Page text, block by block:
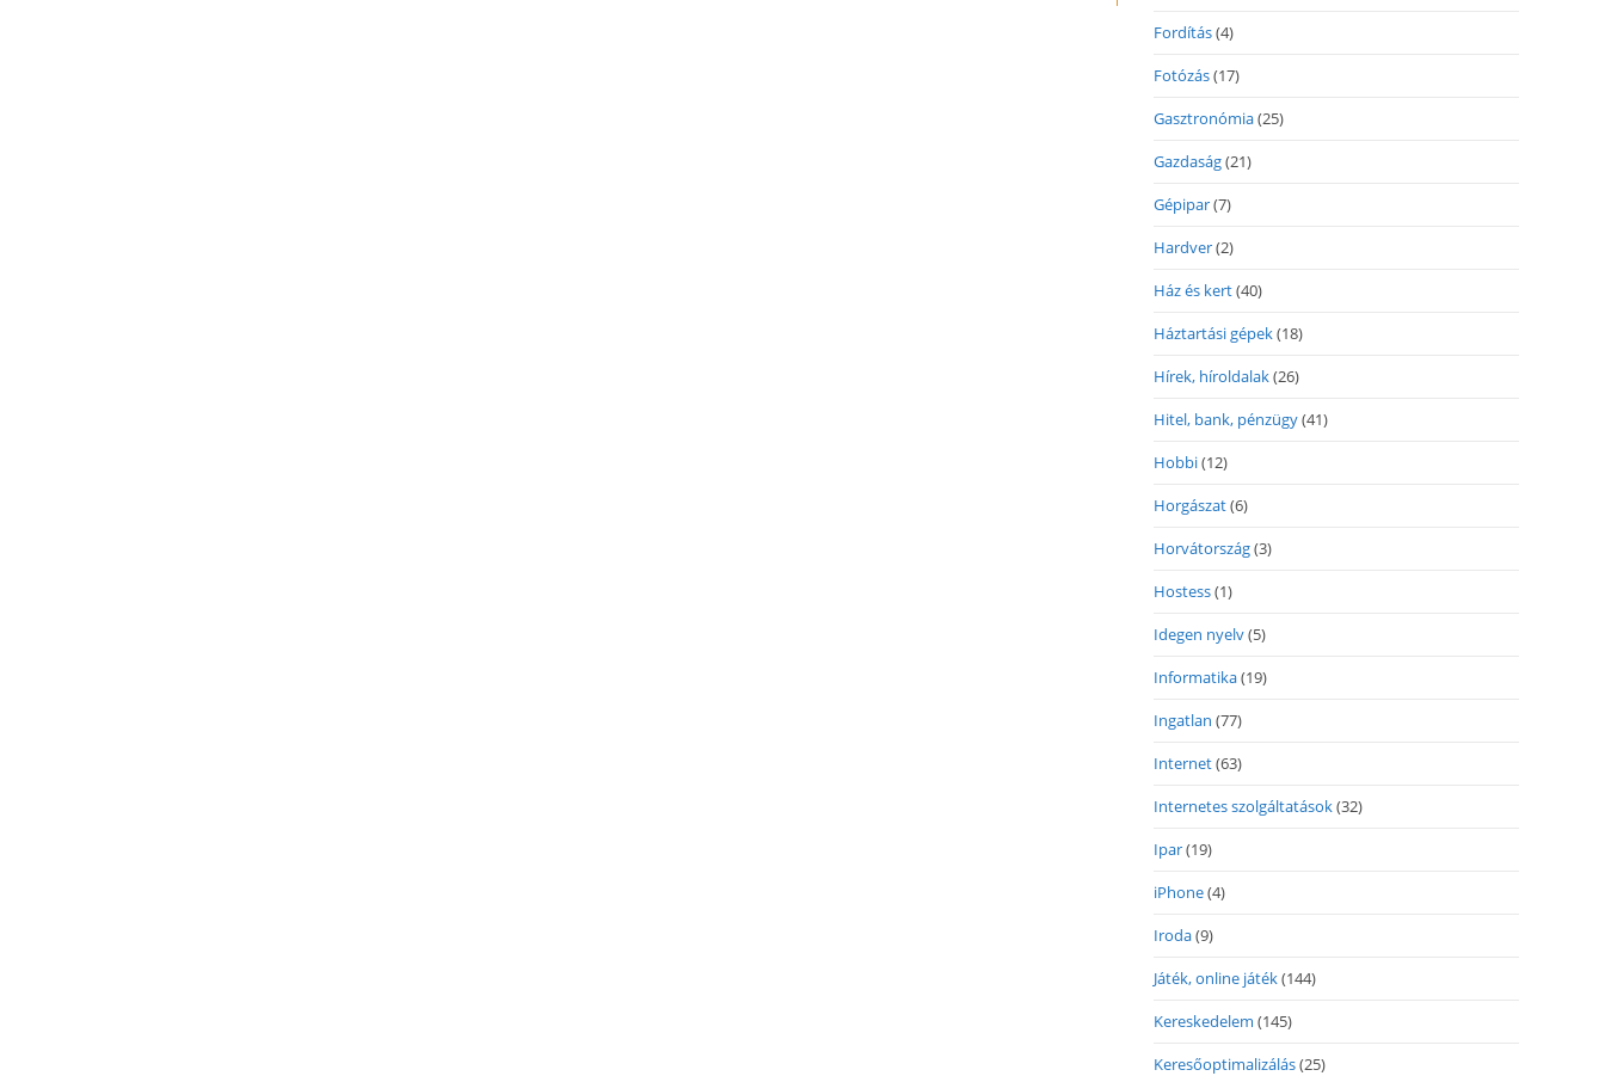
Fordítás(4)
Fotózás(17)
Gasztronómia(25)
Gazdaság(21)
Gépipar(7)
Hardver(2)
Ház és kert(40)
Háztartási gépek(18)
Hírek, híroldalak(26)
Hitel, bank, pénzügy(41)
Hobbi(12)
Horgászat(6)
Horvátország(3)
Hostess(1)
Idegen nyelv(5)
Informatika(19)
Ingatlan (77)
Internet(63)
Internetes szolgáltatások(32)
Ipar(19)
iPhone(4)
Iroda(9)
Játék, online játék(144)
Kereskedelem (145)
Keresőoptimalizálás(25)